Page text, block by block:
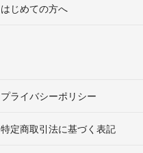
はじめての方へ
プライバシーポリシー
特定商取引法に基づく表記